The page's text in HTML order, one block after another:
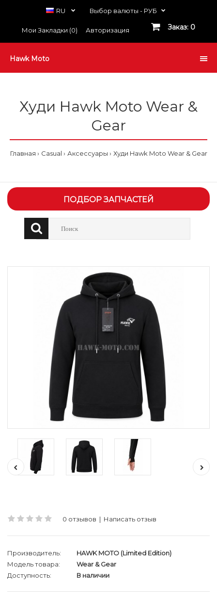
RU Выбор валюты - РУБ
Мои Закладки (0) Авторизация Заказ: 0
Hawk Moto
Худи Hawk Moto Wear &
Gear
Главная Casual Аксессуары Худи Hawk Moto Wear & Gear
ПОДБОР ЗАПЧАСТЕЙ
0 отзывов | Написать отзыв
Производитель:
HAWK MOTO (Limited Edition)
Модель товара:
Wear & Gear
Доступность:
В наличии